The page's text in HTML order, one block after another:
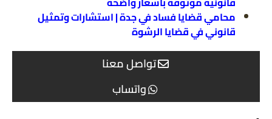
تواصل معنا
واتساب
محامي قضايا فساد في جدة | استشارات وتمثيل
قانوني في قضايا الرشوة